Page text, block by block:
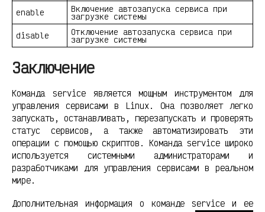
enable
Включение автозапуска сервиса при
загрузке системы
disable
Отключение автозапуска сервиса при
загрузке системы
Заключение
Команда service является мощным инструментом для
управления сервисами в Linux. Она позволяет легко
запускать, останавливать, перезапускать и проверять
статус сервисов, а также автоматизировать эти
операции с помощью скриптов. Команда service широко
используется системными администраторами и
разработчиками для управления сервисами в реальном
мире.
Дополнительная информация о команде service и ее